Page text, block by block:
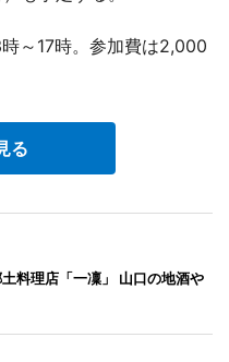
～17時。参加費は2,000
る
料理店「一凜」 山口の地酒や